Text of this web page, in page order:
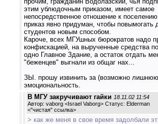
этим ублюдочным приказом, имеет самое
непосредственное отношение к
приказ явно придуман, чтобы повымогать
студентов новым способом.
Кароче, всех МГУшных бюрократов надо
конфискацией, на вырученные средства
одно Главное Здание, а остаток отдать
"беженцев" выгнали из общаг нах...
ЗЫ. прошу извинить за (возможно
эмоциональность.
В МГУ закручивают гайки 18.11.02 11:54
Автор: vaborg <Israel Vaborg> Статус: Elderman
<"чистая" ссылка>
> как же меня в свое время задолбали